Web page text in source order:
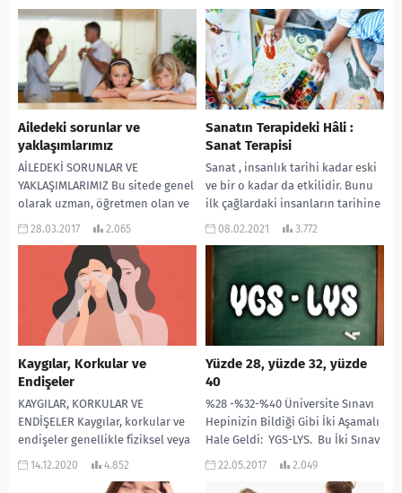
yapıdan, beceri temelli bütüncül
bir...
Ailedeki sorunlar ve
yaklaşımlarımız
AİLEDEKİ SORUNLAR VE
YAKLAŞIMLARIMIZ Bu sitede genel
olarak uzman, öğretmen olan ve
mesleğini icra eden
okuyoruz. Ben ise...
28.03.2017 2.065
Sanatın Terapideki Hâli :
Sanat Terapisi
Sanat , insanlık tarihi kadar eski
ve bir o kadar da etkilidir. Bunu
ilk çağlardaki insanların tarihine
baktığımızda çokça metafor...
08.02.2021 3.772
Kaygılar, Korkular ve
Endişeler
KAYGILAR, KORKULAR VE
ENDİŞELER Kaygılar, korkular ve
endişeler genellikle fiziksel veya
zihinsel bir zarar vermez. Bizler
14.12.2020 4.852
Yüzde 28, yüzde 32, yüzde
40
%28 -%32-%40 Üniversite Sınavı
Hepinizin Bildiği Gibi İki Aşamalı
Hale Geldi: YGS-LYS. Bu İki Sınav
Da Bizi Üniversiteye Götüren
22.05.2017 2.049